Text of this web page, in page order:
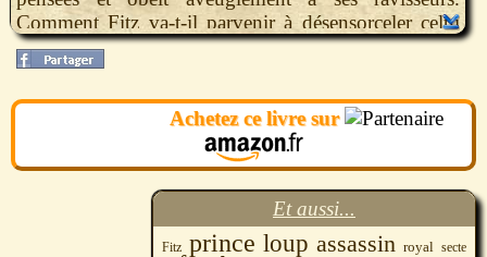
Comment Fitz va-t-il parvenir à désensorceler celui
qu’il considère comme son fils ? Peut-il compter sur
le fou qui voyage avec lui, déguisé sous la vêture
d’un riche seigneur ? Et son vieux loup, qui arrive
exténué au terme de sa vie, aura-t-il assez de forces
pour le seconder ? Une nouvelle fois, Fitz doit
affronter sa douloureuse condition de bâtard et servir
jusqu’au péril de sa vie ces princes auxquels
l’attachent les liens du sang. Rien ne lui sera épargné
des tortures et des humiliations, y compris de la part
Achetez ce livre sur
Et aussi...
Fitz prince loup assassin royal secte